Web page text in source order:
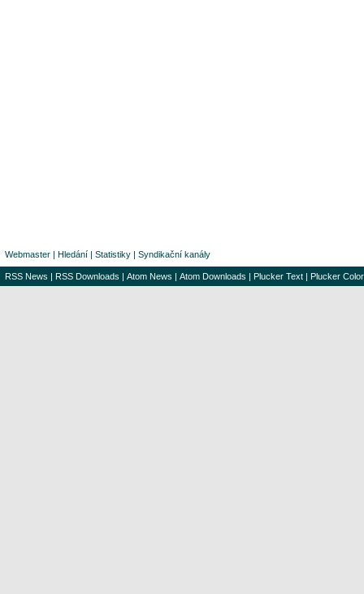
Webmaster | Hledání | Statistiky | Syndikační kanály
RSS News | RSS Downloads | Atom News | Atom Downloads | Plucker Text | Plucker Color